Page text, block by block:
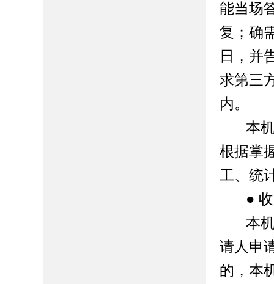
能当场
复；确
日，并
求第三
内。
本
根据掌
工、统
●
本
请人申
的，本